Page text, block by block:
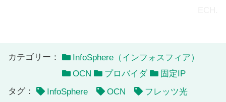
カテゴリー：
InfoSphere（インフォスフィア）
OCN
プロバイダ
固定IP
タグ：
InfoSphere OCN
フレッツ光